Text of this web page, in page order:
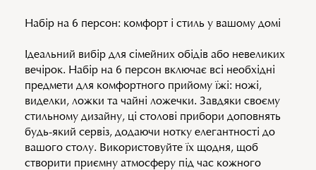
Набір на 6 персон: комфорт і стиль у вашому домі
Ідеальний вибір для сімейних обідів або невеликих
вечірок. Набір на 6 персон включає всі необхідні
предмети для комфортного прийому їжі: ножі,
виделки, ложки та чайні ложечки. Завдяки своєму
стильному дизайну, ці столові прибори доповнять
будь-який сервіз, додаючи нотку елегантності до
вашого столу. Використовуйте їх щодня, щоб
створити приємну атмосферу під час кожного